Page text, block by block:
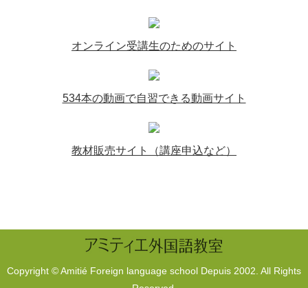
オンライン受講生のためのサイト
534本の動画で自習できる動画サイト
教材販売サイト（講座申込など）
Copyright © Amitié Foreign language school Depuis 2002. All Rights